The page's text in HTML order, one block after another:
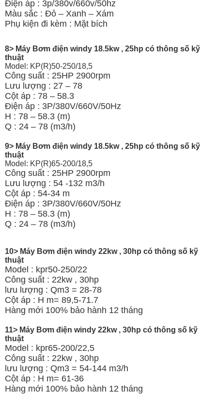
Điện áp : 3p/380v/660v/50hz
Màu sắc : Đỏ – Xanh – Xám
Phụ kiện đi kèm : Mặt bích
8> Máy Bơm điện windy 18.5kw , 25hp có thông số kỹ
thuật
Model: KP(R)50-250/18,5
Công suất : 25HP 2900rpm
Lưu lượng : 27 – 78
Cột áp : 78 – 58.3
Điện áp : 3P/380V/660V/50Hz
H : 78 – 58.3 (m)
Q : 24 – 78 (m3/h)
9> Máy Bơm điện windy 18.5kw , 25hp có thông số kỹ
thuật
Model: KP(R)65-200/18,5
Công suất : 25HP 2900rpm
Lưu lượng : 54 -132 m3/h
Cột áp : 54-34 m
Điện áp : 3P/380V/660V/50Hz
H : 78 – 58.3 (m)
Q : 24 – 78 (m3/h)
10> Máy Bơm điện windy 22kw , 30hp có thông số kỹ
thuật
Model : kpr50-250/22
Công suất : 22kw , 30hp
lưu lượng : Qm3 = 28-78
Cột áp : H m= 89,5-71.7
Hàng mới 100% bảo hành 12 tháng
11> Máy Bơm điện windy 22kw , 30hp có thông số kỹ
thuật
Model : kpr65-200/22,5
Công suất : 22kw , 30hp
lưu lượng : Qm3 = 54-144 m3/h
Cột áp : H m= 61-36
Hàng mới 100% bảo hành 12 tháng